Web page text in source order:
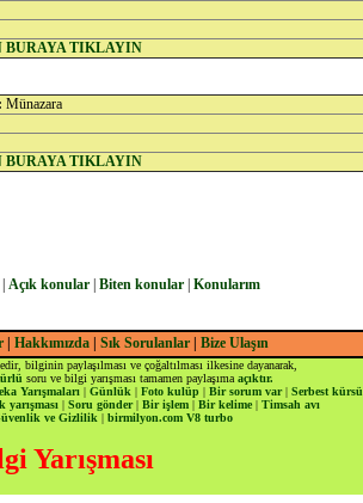
BURAYA TIKLAYIN
Münazara
BURAYA TIKLAYIN
Açık konular| Biten konular| Konularım
Hakkımızda| Sık Sorulanlar| Bize Ulaşın
bilginin paylaşılması ve çoğaltılması ilkesine dayanarak,
soru ve bilgi yarışması tamamen paylaşıma açıktır.
Yarışmaları| Günlük | Foto kulüp| Bir sorum var| Serbest kürsü
yarışması | Soru gönder| Bir işlem | Bir kelime | Timsah avı
ve Gizlilik | birmilyon.com V8 turbo
Yarışması